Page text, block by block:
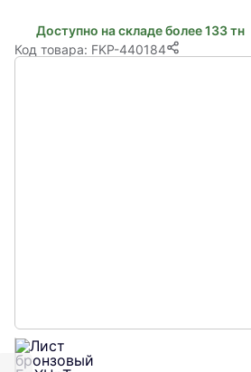
Доступно на складе более 133 тн
Код товара: FKP-440184